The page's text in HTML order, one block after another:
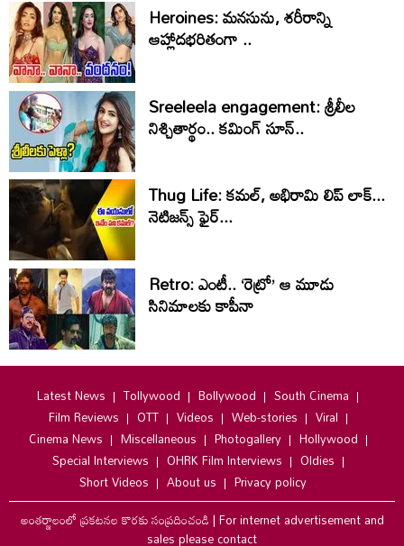
Heroines: మనసును, శరీరాన్ని
ఆహ్లాదభరితంగా ..
Sreeleela engagement: శ్రీలీల
నిశ్చితార్థం.. కమింగ్‌ సూన్‌..
Thug Life: కమల్, అభిరామి లిప్ లాక్...
నెటిజన్స్ ఫైర్...
Retro: ఎంటీ.. ‘రెట్రో’ ఆ మూడు
సినిమాలకు కాపీనా
Latest News Tollywood Bollywood
South Cinema
Film Reviews
OTT Videos Web-stories
Viral
Cinema News
Miscellaneous Photogallery
Hollywood
Special Interviews
OHRK Film Interviews
Oldies
Short Videos
About us
Privacy policy
అంతర్జాలంలో ప్రకటనల కొరకు సంప్రదించండి|For internet advertisement and
sales please contact